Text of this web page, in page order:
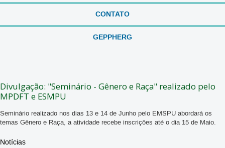
CONTATO
GEPPHERG
Divulgação: "Seminário - Gênero e Raça" realizado pelo
MPDFT e ESMPU
Seminário realizado nos dias 13 e 14 de Junho pelo EMSPU abordará os
temas Gênero e Raça, a atividade recebe inscrições até o dia 15 de Maio.
Notícias